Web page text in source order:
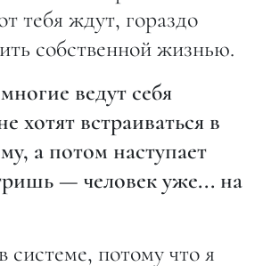
тебя ждут, гораздо
собственной жизнью.
ведут себя
хотят встраиваться в
а потом наступает
— человек уже... на
системе, потому что я